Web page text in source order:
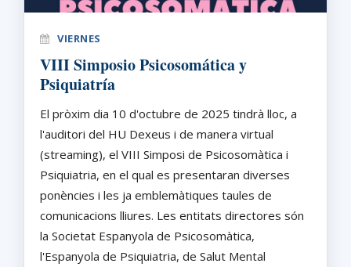
VIERNES
VIII Simposio Psicosomática y
Psiquiatría
El pròxim dia 10 d'octubre de 2025 tindrà lloc, a
l'auditori del HU Dexeus i de manera virtual
(streaming), el VIII Simposi de Psicosomàtica i
Psiquiatria, en el qual es presentaran diverses
ponències i les ja emblemàtiques taules de
comunicacions lliures. Les entitats directores són
la Societat Espanyola de Psicosomàtica,
l'Espanyola de Psiquiatria, de Salut Mental